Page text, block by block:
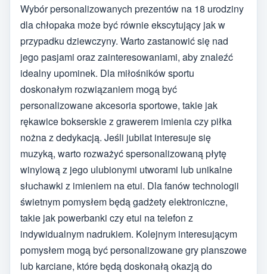
Wybór personalizowanych prezentów na 18 urodziny
dla chłopaka może być równie ekscytujący jak w
przypadku dziewczyny. Warto zastanowić się nad
jego pasjami oraz zainteresowaniami, aby znaleźć
idealny upominek. Dla miłośników sportu
doskonałym rozwiązaniem mogą być
personalizowane akcesoria sportowe, takie jak
rękawice bokserskie z grawerem imienia czy piłka
nożna z dedykacją. Jeśli jubilat interesuje się
muzyką, warto rozważyć spersonalizowaną płytę
winylową z jego ulubionymi utworami lub unikalne
słuchawki z imieniem na etui. Dla fanów technologii
świetnym pomysłem będą gadżety elektroniczne,
takie jak powerbanki czy etui na telefon z
indywidualnym nadrukiem. Kolejnym interesującym
pomysłem mogą być personalizowane gry planszowe
lub karciane, które będą doskonałą okazją do